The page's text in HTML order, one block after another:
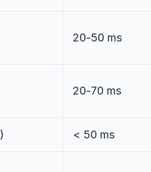
20-50 ms
20-70 ms
) < 50 ms